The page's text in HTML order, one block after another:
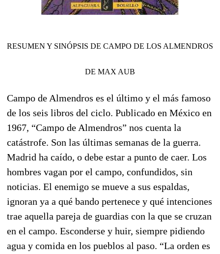
RESUMEN Y SINÓPSIS DE CAMPO DE LOS ALMENDROS
DE MAX AUB
Campo de Almendros es el último y el más famoso
de los seis libros del ciclo. Publicado en México en
1967, “Campo de Almendros” nos cuenta la
catástrofe. Son las últimas semanas de la guerra.
Madrid ha caído, o debe estar a punto de caer. Los
hombres vagan por el campo, confundidos, sin
noticias. El enemigo se mueve a sus espaldas,
ignoran ya a qué bando pertenece y qué intenciones
trae aquella pareja de guardias con la que se cruzan
en el campo. Esconderse y huir, siempre pidiendo
agua y comida en los pueblos al paso. “La orden es